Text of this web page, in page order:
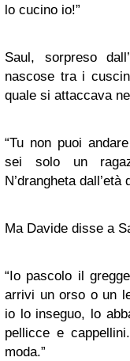
lo cucino io!”
Saul, sorpreso
nascose tra i
quale si attaccava
“Tu non puoi
sei solo un
N’drangheta dall’età
Ma Davide disse a
“Io pascolo il
arrivi un orso o un
io lo inseguo, lo
pellicce e
moda.”